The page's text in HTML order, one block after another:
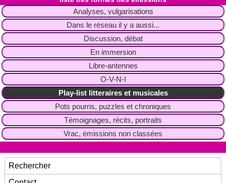
Analyses, vulgarisations
Dans le réseau il y a aussi...
Discussion, débat
En immersion
Libre-antennes
O-V-N-I
Play-list litteraires et musicales
Pots pourris, puzzles et chroniques
Témoignages, récits, portraits
Vrac, émissions non classées
Rechercher